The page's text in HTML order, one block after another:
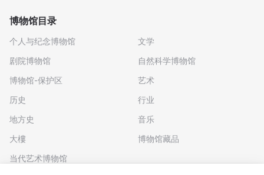
博物馆目录
个人与纪念博物馆
剧院博物馆
博物馆-保护区
历史
地方史
大樓
当代艺术博物馆
文学
自然科学博物馆
艺术
行业
音乐
博物馆藏品